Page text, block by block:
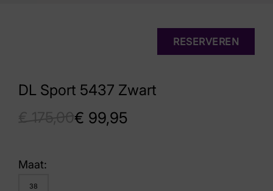
DL Sport 5437 Zwart
€ 99,95
RESERVEREN
Maat:
38